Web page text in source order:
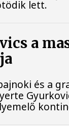
lett.
a
és a